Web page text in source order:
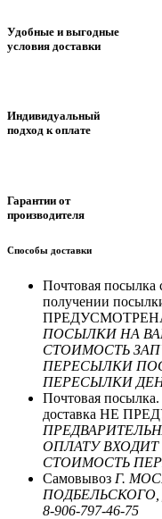
Удобные и выгодные
условия доставки
Индивидуальный
подход к оплате
Гарантии от
производителя
Способы доставки
Почтовая
получении
ПОСЫЛКИ НА
СТОИМОСТЬ
ПЕРЕСЫЛКИ
ПЕРЕСЫЛКИ
Почтовая посылка.
доставка НЕ
ОПЛАТУ
СТОИМОСТЬ
Самовывоз Г.
ПОДБЕЛЬСКОГО,
8-906-797-46-75